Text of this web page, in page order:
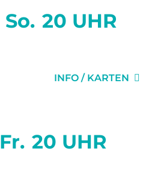
So. 20 UHR
INFO / KARTEN
Fr. 20 UHR